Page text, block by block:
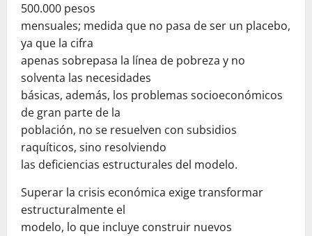
500.000 pesos
mensuales; medida que no pasa de ser un placebo,
ya que la cifra
apenas sobrepasa la línea de pobreza y no
solventa las necesidades
básicas, además, los problemas socioeconómicos
de gran parte de la
población, no se resuelven con subsidios
raquíticos, sino resolviendo
las deficiencias estructurales del modelo.
Superar la crisis económica exige transformar
estructuralmente el
modelo, lo que incluye construir nuevos